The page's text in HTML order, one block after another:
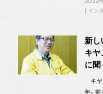
イン
新し
キ
に聞
キヤ
年。